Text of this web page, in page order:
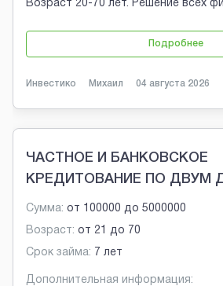
Возраст 20-70 лет. Решение всех
Подробнее
Инвестико Михаил 04 августа 2026
ЧАСТНОЕ И БАНКОВСКОЕ
КРЕДИТОВАНИЕ ПО ДВУМ
Сумма: от 100000 до 5000000
Возраст: от 21 до 70
Срок займа: 7 лет
Дополнительная информация: